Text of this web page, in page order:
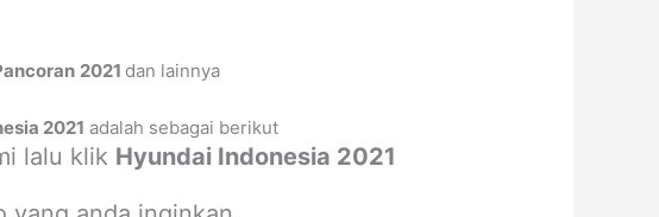
2021 dan lainnya
2021 adalah sebagai berikut
lalu klik Hyundai Indonesia 2021